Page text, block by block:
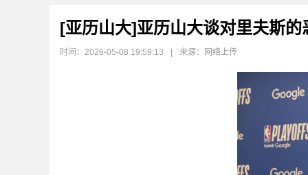
[亚历山大]亚历山大谈对里夫斯
时间：2026-05-08 19:59:13 来源：网络上传